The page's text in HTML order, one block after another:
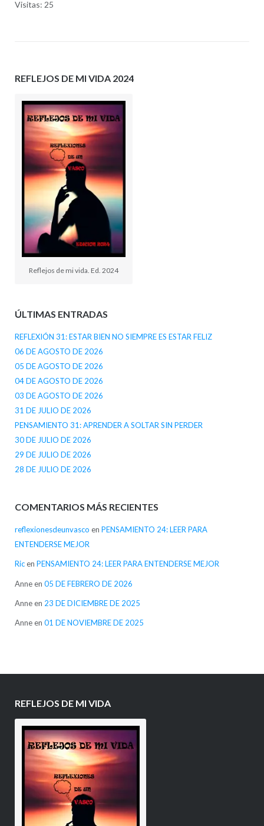
Visitas: 25
REFLEJOS DE MI VIDA 2024
Reflejos de mi vida. Ed. 2024
ÚLTIMAS ENTRADAS
REFLEXIÓN 31: ESTAR BIEN NO SIEMPRE ES ESTAR FELIZ
06 DE AGOSTO DE 2026
05 DE AGOSTO DE 2026
04 DE AGOSTO DE 2026
03 DE AGOSTO DE 2026
31 DE JULIO DE 2026
PENSAMIENTO 31: APRENDER A SOLTAR SIN PERDER
30 DE JULIO DE 2026
29 DE JULIO DE 2026
28 DE JULIO DE 2026
COMENTARIOS MÁS RECIENTES
reflexionesdeunvasco en PENSAMIENTO 24: LEER PARA
ENTENDERSE MEJOR
Ricen PENSAMIENTO 24: LEER PARA ENTENDERSE MEJOR
Anneen 05 DE FEBRERO DE 2026
Anneen 23 DE DICIEMBRE DE 2025
Anneen 01 DE NOVIEMBRE DE 2025
REFLEJOS DE MI VIDA